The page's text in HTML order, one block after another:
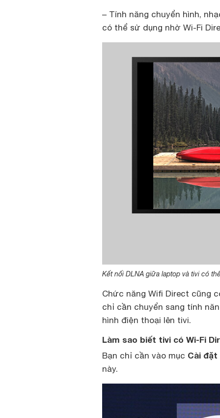
– Tính năng chuyển hình,
có thể sử dụng nhờ Wi-Fi
Kết nối DLNA giữa laptop và tivi có
Chức năng Wifi Direct cũng
chỉ cần chuyển sang tính
hình điện thoại lên tivi.
Làm sao biết tivi có Wi-Fi
Bạn chỉ cần vào mục Cài
này.